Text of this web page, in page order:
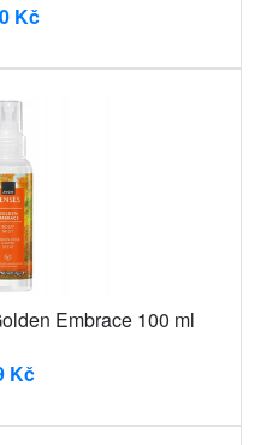
Kč
Embrace 100 ml
Kč